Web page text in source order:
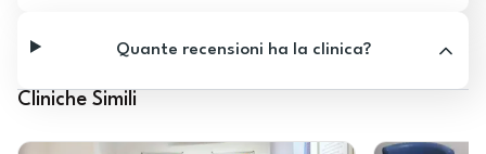
Quante recensioni ha la clinica?
Cliniche Simili